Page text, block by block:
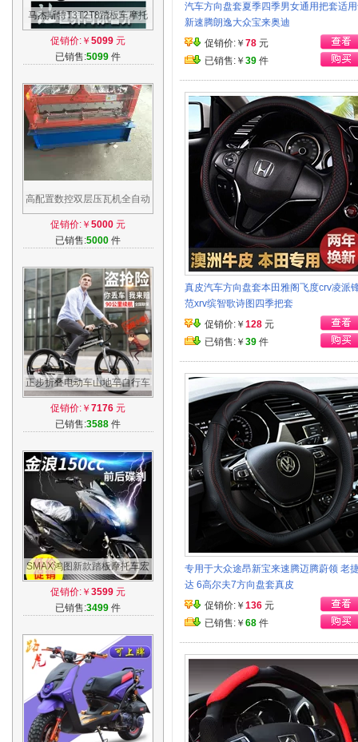
马杰斯特T3T2T8踏板车摩托
车跑车巡洋舰150风冷到
300CC水冷改装车
促销价:￥ 5099 元
已销售:5099 件
高配置数控双层压瓦机全自动
840/940单层数控压瓦机彩钢
瓦机设备
促销价:￥ 5000 元
已销售:5000 件
正步折叠电动车山地车自行车
助力车锂电池电车成人迷你小
型电瓶车
促销价:￥ 7176 元
已销售:3588 件
SMAX鸿图新款踏板摩托车宏
图全新燃油踏板车摩托车金浪
150cc
促销价:￥ 3599 元
已销售:3499 件
汽车方向盘套夏季四季男女通用把套适
新速腾朗逸大众宝来奥迪
促销价:￥ 78 元
已销售:￥ 39 件
真皮汽车方向盘套本田雅阁飞度crv凌派
范xrv缤智歌诗图四季把套
促销价:￥ 128 元
已销售:￥ 39 件
专用于大众途昂新宝来速腾迈腾蔚领 老
达 6高尔夫7方向盘套真皮
促销价:￥ 136 元
已销售:￥ 68 件